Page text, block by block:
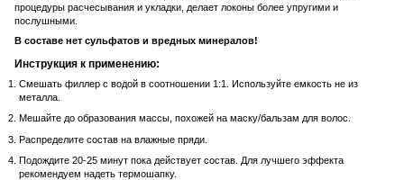
процедуры расчесывания и укладки, делает локоны более упругими и
послушными.
В составе нет сульфатов и вредных минералов!
Инструкция к применению:
Смешать филлер с водой в соотношении 1:1. Используйте емкость не из
металла.
Мешайте до образования массы, похожей на маску/бальзам для волос.
Распределите состав на влажные пряди.
Подождите 20-25 минут пока действует состав. Для лучшего эффекта
рекомендуем надеть термошапку.